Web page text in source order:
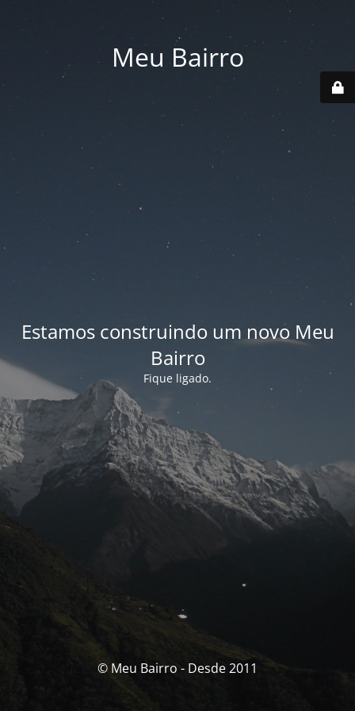
Meu Bairro
Estamos construindo um novo Meu
Bairro
Fique ligado.
© Meu Bairro - Desde 2011